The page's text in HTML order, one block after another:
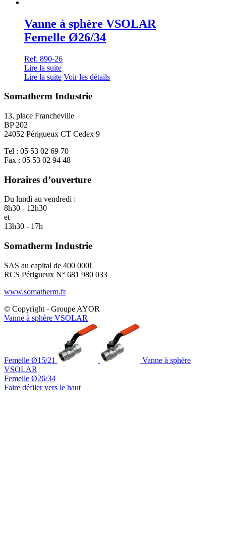
Vanne à sphère VSOLAR
Femelle Ø26/34
Ref. 890-26
Lire la suite
Lire la suite Voir les détails
Somatherm Industrie
13, place Francheville
BP 202
24052 Périgueux CT Cedex 9
Tel : 05 53 02 69 70
Fax : 05 53 02 94 48
Horaires d’ouverture
Du lundi au vendredi :
8h30 - 12h30
et
13h30 - 17h
Somatherm Industrie
SAS au capital de 400 000€
RCS Périgueux N° 681 980 033
www.somatherm.fr
© Copyright - Groupe AYOR
Vanne à sphère VSOLAR
Femelle Ø15/21
Vanne à sphère
VSOLAR
Femelle Ø26/34
Faire défiler vers le haut